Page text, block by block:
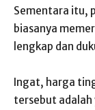
Sementara itu,
biasanya
lengkap dan
Ingat, harga
tersebut adalah